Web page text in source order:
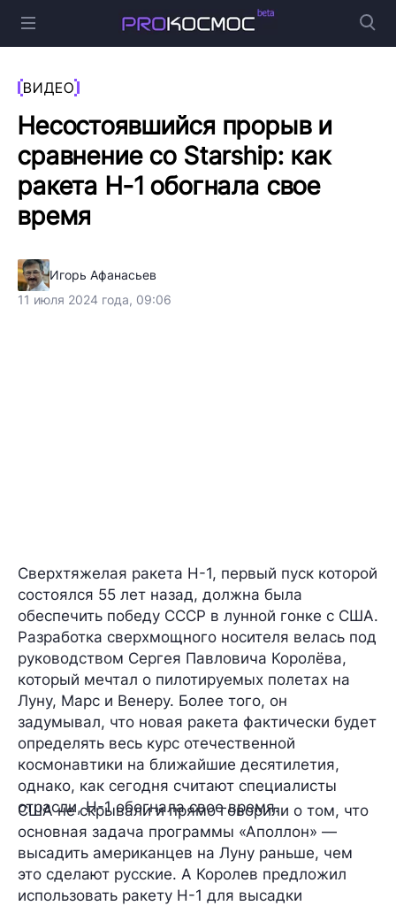
ВИДЕО
Несостоявшийся прорыв и
сравнение со Starship: как
ракета Н-1 обогнала свое
время
Игорь Афанасьев
11 июля 2024 года, 09:06
Сверхтяжелая ракета Н-1, первый пуск которой
состоялся 55 лет назад, должна была
обеспечить победу СССР в лунной гонке с США.
Разработка сверхмощного носителя велась под
руководством Сергея Павловича Королёва,
который мечтал о пилотируемых полетах на
Луну, Марс и Венеру. Более того, он
задумывал, что новая ракета фактически будет
определять весь курс отечественной
космонавтики на ближайшие десятилетия,
однако, как сегодня считают специалисты
отрасли, Н-1обогнала свое время.
США не скрывали и прямо говорили о том, что
основная задача программы «Аполлон» —
высадить американцев на Луну раньше, чем
это сделают русские. А Королев предложил
использовать ракету Н-1 для высадки